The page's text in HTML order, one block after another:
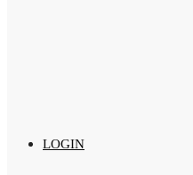
LOGIN